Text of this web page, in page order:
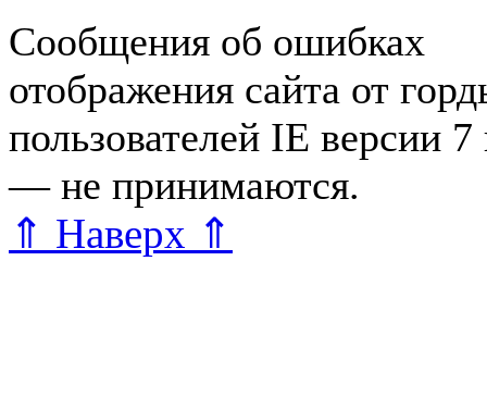
Сообщения об ошибках
отображения сайта от
пользователей IE версии
— не принимаются.
⇑ Наверх ⇑